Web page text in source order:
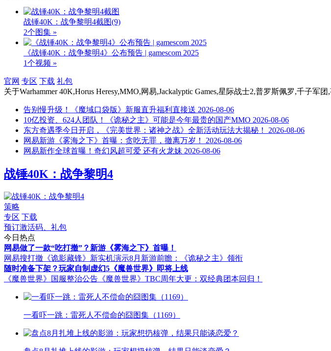
战锤40K：战争黎明4截图(9)
2个图集 »
《战锤40K：战争黎明4》公布预告 | gamescom 2025
1个视频 »
官网 专区 下载 礼包
关于Warhammer 40K,Horus Heresy,MMO,网易,Jackalyptic Games,星际战士2,普罗斯佩罗,千子军
告别慢升级！《魔域口袋版》新服直升福利直接送 2026-08-06
10亿投资、624人团队！《诡秘之主》可能是今年最贵的国产MMO 2026-08-06
东方奇遇季今日开启，《完美世界：诸神之战》全新活动玩法大揭秘！
2026-08-06
网易新游《雾海之下》首曝：贪吃无罪，撤离万岁！
2026-08-06
网易新作全球首曝！奇幻风超可爱 还有火龙妹 2026-08-06
战锤40K：战争黎明4
策略
专区 下载
预订激活码、礼包
今日热点
网易做了一款“吃打撤”？新游《雾海之下》首曝！
网易搜打撤《诡影藏锋》新实机演示8月新游前瞻：《诡秘之主》领衔
随时准备下架？玩家自制虚幻5《魔兽世界》即将上线
《魔兽世界》国服整治公告 《魔兽世界》TBC周年大更：双经典团本回归！
一看吓一跳：雷死人不偿命的囧图集（1169）